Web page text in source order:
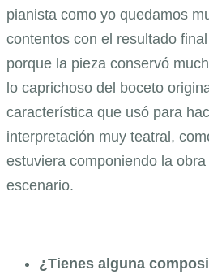
pianista como yo quedamos
contentos con el resultado final
porque la pieza conservó
lo caprichoso del boceto
característica que usó para
interpretación muy teatral,
estuviera componiendo la obra
escenario.
¿Tienes alguna